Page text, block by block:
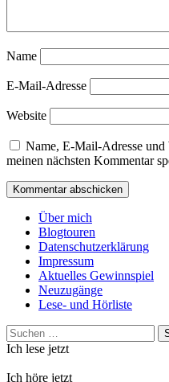
Name
E-Mail-Adresse
Website
Name, E-Mail-Adresse
meinen nächsten Kommentar
Über mich
Blogtouren
Datenschutzerklärung
Impressum
Aktuelles Gewinnspiel
Neuzugänge
Lese- und Hörliste
Suchen
nach:
Ich lese jetzt
Ich höre jetzt